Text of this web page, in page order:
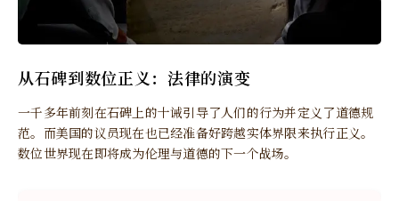
从石碑到数位正义：法律的演变
一千多年前刻在石碑上的十诫引导了人们的行为并定义了道德规
范。而美国的议员现在也已经准备好跨越实体界限来执行正义。
数位世界现在即将成为伦理与道德的下一个战场。